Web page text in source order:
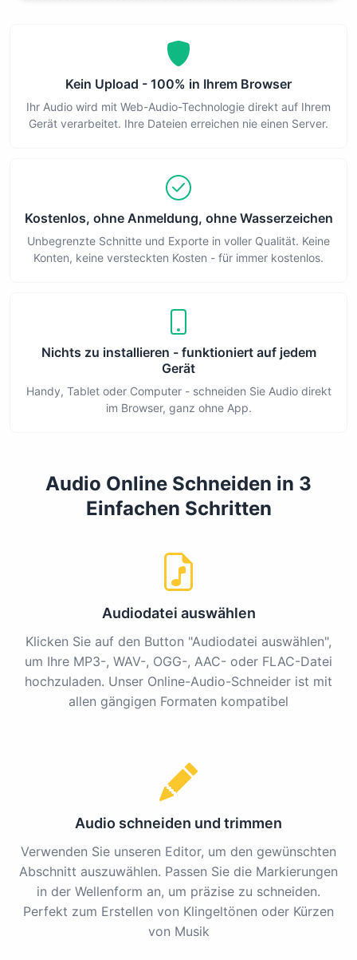
Kein Upload - 100% in Ihrem Browser
Ihr Audio wird mit Web-Audio-Technologie direkt auf Ihrem
Gerät verarbeitet. Ihre Dateien erreichen nie einen Server.
Kostenlos, ohne Anmeldung, ohne Wasserzeichen
Unbegrenzte Schnitte und Exporte in voller Qualität. Keine
Konten, keine versteckten Kosten - für immer kostenlos.
Nichts zu installieren - funktioniert auf jedem
Gerät
Handy, Tablet oder Computer - schneiden Sie Audio direkt
im Browser, ganz ohne App.
Audio Online Schneiden in 3
Einfachen Schritten
Audiodatei auswählen
Klicken Sie auf den Button "Audiodatei auswählen",
um Ihre MP3-, WAV-, OGG-, AAC- oder FLAC-Datei
hochzuladen. Unser Online-Audio-Schneider ist mit
allen gängigen Formaten kompatibel
Audio schneiden und trimmen
Verwenden Sie unseren Editor, um den gewünschten
Abschnitt auszuwählen. Passen Sie die Markierungen
in der Wellenform an, um präzise zu schneiden.
Perfekt zum Erstellen von Klingeltönen oder Kürzen
von Musik